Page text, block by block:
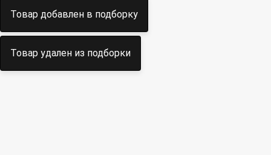
Товар добавлен в подборку
Товар удален из подборки